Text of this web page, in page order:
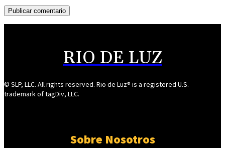
RIO DE LUZ
© SLP, LLC. All rights reserved. Rio de Luz® is a registered U.S.
trademark of tagDiv, LLC.
Sobre Nosotros